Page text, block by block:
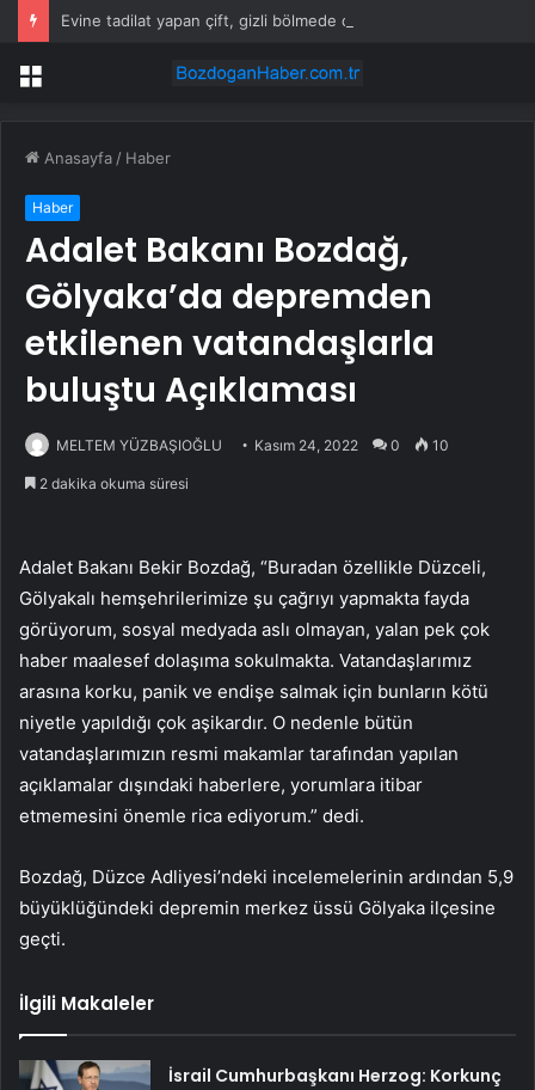
Menü
Anasayfa / Haber
Haber
Adalet Bakanı Bozdağ,
Gölyaka’da depremden
etkilenen vatandaşlarla
buluştu Açıklaması
MELTEM YÜZBAŞIOĞLU Kasım 24, 2022 0 10
2 dakika okuma süresi
Adalet Bakanı Bekir Bozdağ, “Buradan özellikle Düzceli,
Gölyakalı hemşehrilerimize şu çağrıyı yapmakta fayda
görüyorum, sosyal medyada aslı olmayan, yalan pek çok
haber maalesef dolaşıma sokulmakta. Vatandaşlarımız
arasına korku, panik ve endişe salmak için bunların kötü
niyetle yapıldığı çok aşikardır. O nedenle bütün
vatandaşlarımızın resmi makamlar tarafından yapılan
açıklamalar dışındaki haberlere, yorumlara itibar
etmemesini önemle rica ediyorum.” dedi.
Bozdağ, Düzce Adliyesi’ndeki incelemelerinin ardından 5,9
büyüklüğündeki depremin merkez üssü Gölyaka ilçesine
geçti.
İlgili Makaleler
İsrail Cumhurbaşkanı Herzog: Korkunç